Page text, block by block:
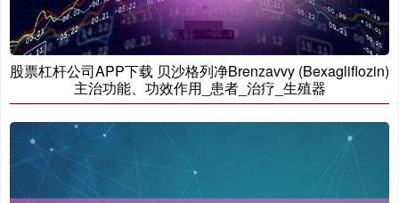
股票杠杆公司APP下载 贝沙格列净Brenzavvy (Bexagliflozin)
主治功能、功效作用_患者_治疗_生殖器